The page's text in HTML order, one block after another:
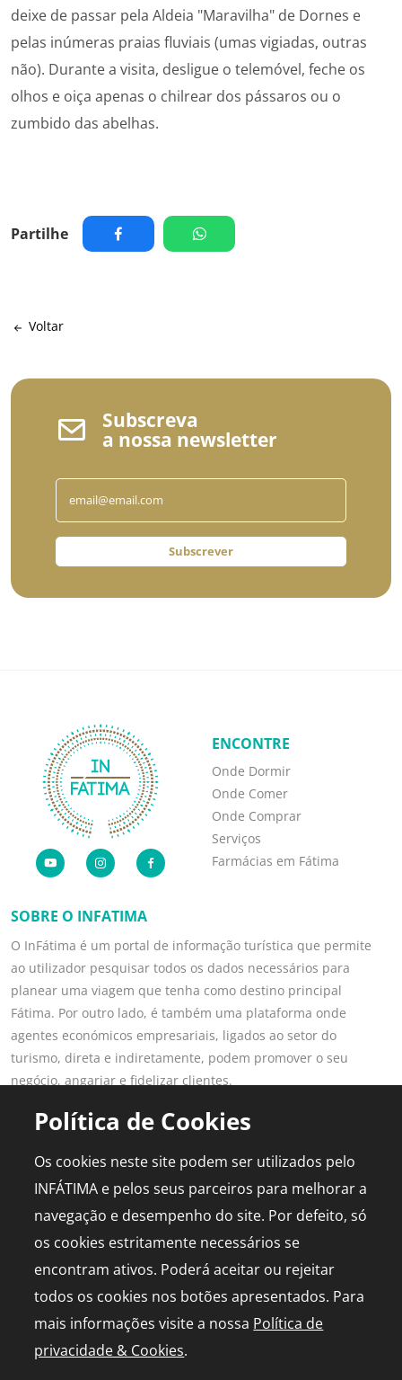
deixe de passar pela Aldeia "Maravilha" de Dornes e
pelas inúmeras praias fluviais (umas vigiadas, outras
não). Durante a visita, desligue o telemóvel, feche os
olhos e oiça apenas o chilrear dos pássaros ou o
zumbido das abelhas.
Partilhe
Voltar
Subscreva
a nossa newsletter
Subscrever
SOBRE O INFATIMA
O InFátima é um portal de informação turística que permite
ao utilizador pesquisar todos os dados necessários para
planear uma viagem que tenha como destino principal
Fátima. Por outro lado, é também uma plataforma onde
agentes económicos empresariais, ligados ao setor do
turismo, direta e indiretamente, podem promover o seu
negócio, angariar e fidelizar clientes.
Saber mais
ENCONTRE
Onde Dormir
Onde Comer
Onde Comprar
Serviços
Farmácias em Fátima
LINKS POPULARES
Diário de Bordo
Agenda
Capelinha em direto
PARA PROFISSIONAIS
Publicidade
Media Kit
© 2026 infatima.pt™. Todos os direitos reservados
Política de Cookies
Os cookies neste site podem ser utilizados pelo
INFÁTIMA e pelos seus parceiros para melhorar a
navegação e desempenho do site. Por defeito, só
os cookies estritamente necessários se
encontram ativos. Poderá aceitar ou rejeitar
todos os cookies nos botões apresentados. Para
mais informações visite a nossa Política de
privacidade & Cookies.